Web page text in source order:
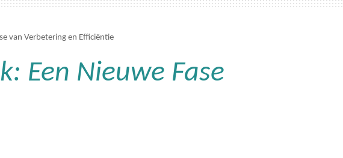
van Verbetering en Efficiëntie
Een Nieuwe Fase